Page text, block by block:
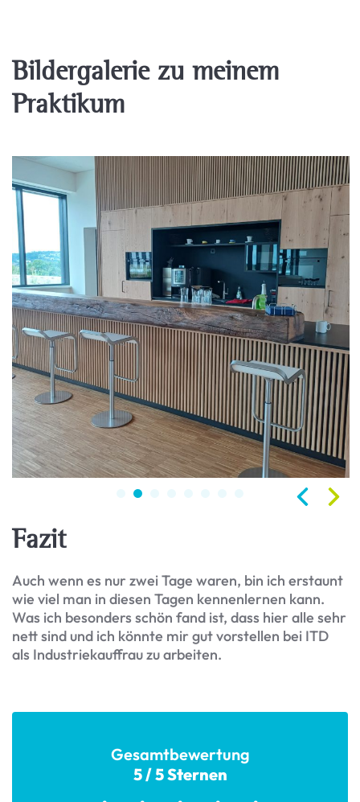
Bildergalerie zu meinem
Praktikum
Fazit
Auch wenn es nur zwei Tage waren, bin ich erstaunt
wie viel man in diesen Tagen kennenlernen kann.
Was ich besonders schön fand ist, dass hier alle sehr
nett sind und ich könnte mir gut vorstellen bei ITD
als Industriekauffrau zu arbeiten.
Gesamtbewertung
5 / 5 Sternen